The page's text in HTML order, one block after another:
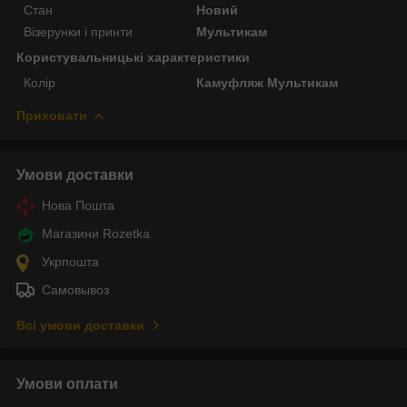
Стан
Новий
Візерунки і принти
Мультикам
Користувальницькі характеристики
Колір
Камуфляж Мультикам
Приховати
Умови доставки
Нова Пошта
Магазини Rozetka
Укрпошта
Самовывоз
Всі умови доставки
Умови оплати